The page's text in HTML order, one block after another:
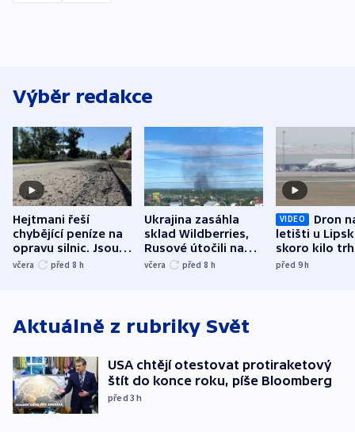
Výběr redakce
Hejtmani řeší
chybějící peníze na
opravu silnic. Jsou
nenárokové, namítá
včera před 8 h
Ukrajina zasáhla
sklad Wildberries,
Rusové útočili na
trh, hasiče či
včera před 8 h
VIDEO
Dron
letišti u
skoro kilo
indicie
před 9h
Aktuálně z rubriky Svět
USA chtějí otestovat protiraketový
štít do konce roku, píše Bloomberg
před 3h